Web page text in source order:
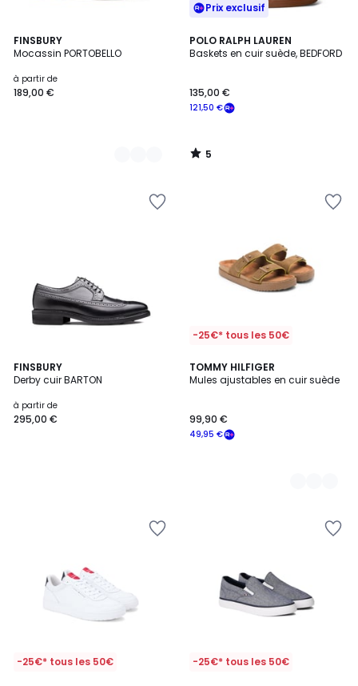
FINSBURY
Mocassin PORTOBELLO
à partir de
189,00 €
3
Couleurs
Prix exclusif
POLO RALPH LAUREN
Baskets en cuir suède, BEDFORD
121,50 €
135,00 €
5
/
5
/
FINSBURY
Derby cuir BARTON
à partir de
295,00 €
-25€* tous les 50€
TOMMY HILFIGER
Mules ajustables en cuir suède
49,95 €
99,90 €
2
Couleurs
-25€* tous les 50€ -25€* tous les 50€